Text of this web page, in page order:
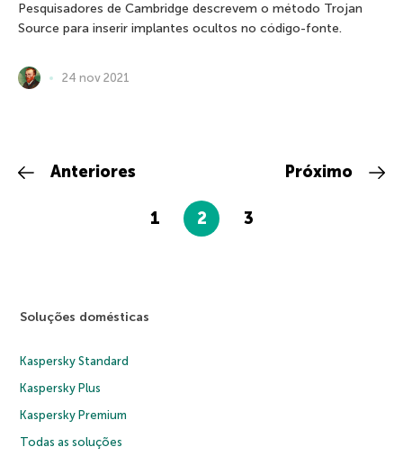
Pesquisadores de Cambridge descrevem o método Trojan
Source para inserir implantes ocultos no código-fonte.
24 nov 2021
Anteriores
1 2 3
Próximo
Soluções domésticas
Kaspersky Standard
Kaspersky Plus
Kaspersky Premium
Todas as soluções